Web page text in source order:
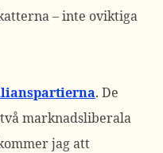
– inte oviktiga
. De
marknadsliberala
jag att